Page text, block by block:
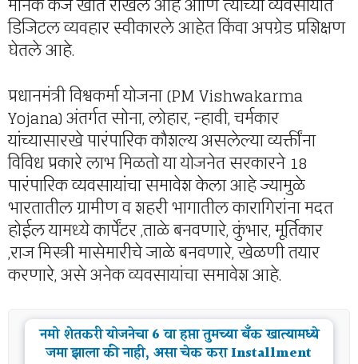
मानक कर्ज खाते राखले आहे आणि त्यांच्या व्यवसायात
डिजिटल व्यवहार स्वीकारले आहेत किंवा अपग्रेड प्रशिक्षण
घेतले आहे.
प्रधानमंत्री विश्वकर्मा योजना (PM Vishwakarma
Yojana) अंतर्गत सोना, लोहार, न्हावी, चर्मकार
यांच्यासारखे पारंपारिक कौशल्य असलेल्या व्यक्तींना
विविध प्रकारे लाभ मिळतो या योजनेत सरकारने 18
पारंपारिक व्यवसायांचा समावेश केला आहे ज्यामुळे
भारतातील ग्रामीण व शहरी भागातील कारागिरांना मदत
होईल यामध्ये कार्पेंटर ,ताळे बनवणारे, कुंभार, मूर्तिकार
,राज मिस्त्री मासेमारीचे जाळे बनवणारे, खेळणी तयार
करणारे, असे अनेक व्यवसायांचा समावेश आहे.
नमो शेतकरी योजनेचा 6 वा हप्ता तुमच्या बँक खात्यामध्ये
जमा झाला की नाही, असा चेक करा Installment